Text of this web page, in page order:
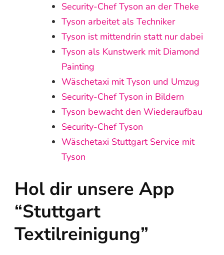
Security-Chef Tyson an der Theke
Tyson arbeitet als Techniker
Tyson ist mittendrin statt nur dabei
Tyson als Kunstwerk mit Diamond
Painting
Wäschetaxi mit Tyson und Umzug
Security-Chef Tyson in Bildern
Tyson bewacht den Wiederaufbau
Security-Chef Tyson
Wäschetaxi Stuttgart Service mit
Tyson
Hol dir unsere App
“Stuttgart
Textilreinigung”